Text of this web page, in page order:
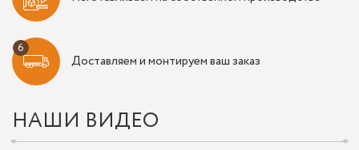
Доставляем и монтируем ваш заказ
НАШИ ВИДЕО